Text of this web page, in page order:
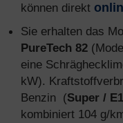
können direkt
Sie erhalten das
PureTech 82
eine
kW).
Benzin (Super /
kombiniert 104 g/